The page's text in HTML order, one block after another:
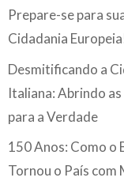
Prepare-se para
Cidadania
Desmitificando a
Italiana: Abrindo
para a Verdade
150 Anos: Como o
Tornou o País com